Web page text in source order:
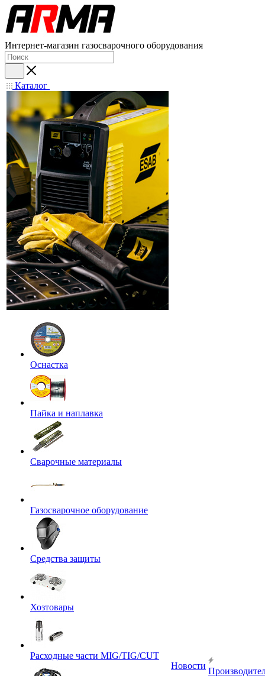
Интернет-магазин газосварочного оборудования
Каталог
Оснастка
Пайка и наплавка
Сварочные материалы
Газосварочное оборудование
Средства защиты
Хозтовары
Расходные части MIG/TIG/CUT
Новости